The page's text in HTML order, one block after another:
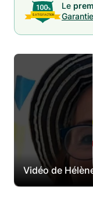
Le
Vidéo de